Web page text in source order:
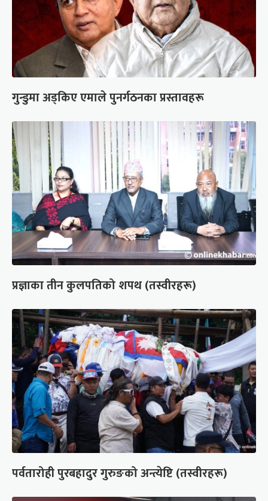
गुन्डुमा अड्किए एमाले पुनर्गठनका प्रस्तावहरू
प्रज्ञाका तीन कुलपतिको शपथ (तस्वीरहरू)
पर्वतारोही पुरबहादुर गुरुङको अन्त्येष्टि (तस्वीरहरू)